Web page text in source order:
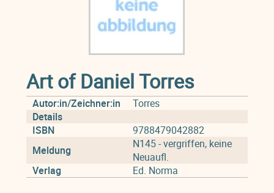
Art of Daniel Torres
Autor:in/Zeichner:in
Torres
Details
ISBN
9788479042882
Meldung
N145 - vergriffen, keine
Neuaufl.
Verlag
Ed. Norma